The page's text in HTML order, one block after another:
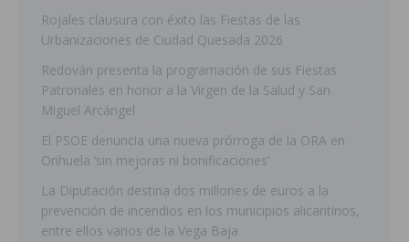
Rojales clausura con éxito las Fiestas de las
Urbanizaciones de Ciudad Quesada 2026
Redován presenta la programación de sus Fiestas
Patronales en honor a la Virgen de la Salud y San
Miguel Arcángel
El PSOE denuncia una nueva prórroga de la ORA en
Orihuela ‘sin mejoras ni bonificaciones’
La Diputación destina dos millones de euros a la
prevención de incendios en los municipios alicantinos,
entre ellos varios de la Vega Baja